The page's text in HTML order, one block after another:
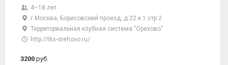
4–18 лет
г Москва, Борисовский проезд, д 22 к 1 стр 2
Территориальная клубная система "Орехово"
http://tks-orehovo.ru/
3200 руб.